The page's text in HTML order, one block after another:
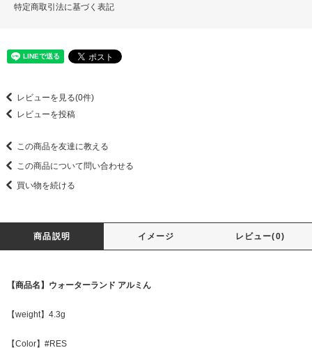
特定商取引法に基づく表記
レビューを見る(0件)
レビューを投稿
この商品を友達に教える
この商品について問い合わせる
買い物を続ける
商品説明 イメージ レビュー(0)
【商品名】ウォーターランド アルミん
【weight】4.3g
【Color】#RES